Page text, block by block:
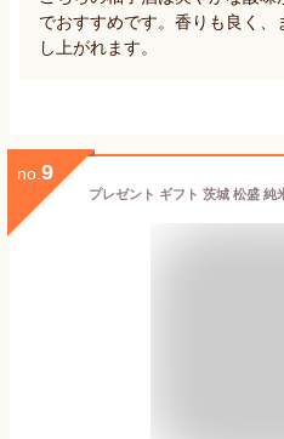
でおすすめです。香りも良く
し上がれます。
no. 9